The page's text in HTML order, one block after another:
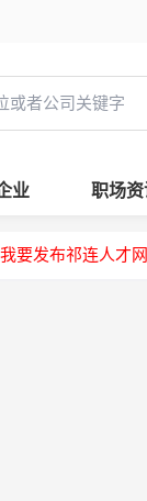
业 职场资
我要发布祁连人才